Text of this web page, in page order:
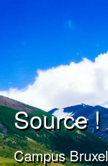
Source !
Campus